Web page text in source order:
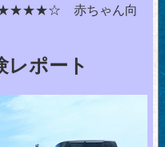
赤ちゃん向
レポート